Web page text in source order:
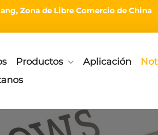
Zona de Libre Comercio de China
Productos Aplicación